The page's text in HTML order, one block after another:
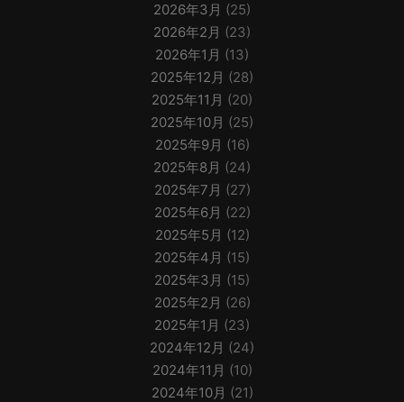
2026年3月 (25)
2026年2月 (23)
2026年1月 (13)
2025年12月 (28)
2025年11月 (20)
2025年10月 (25)
2025年9月 (16)
2025年8月 (24)
2025年7月 (27)
2025年6月 (22)
2025年5月 (12)
2025年4月 (15)
2025年3月 (15)
2025年2月 (26)
2025年1月 (23)
2024年12月 (24)
2024年11月 (10)
2024年10月 (21)